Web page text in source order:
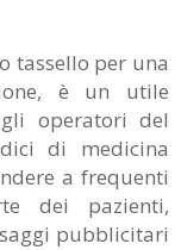
tassello per una
è un utile
operatori del
di medicina
a frequenti
dei pazienti,
pubblicitari